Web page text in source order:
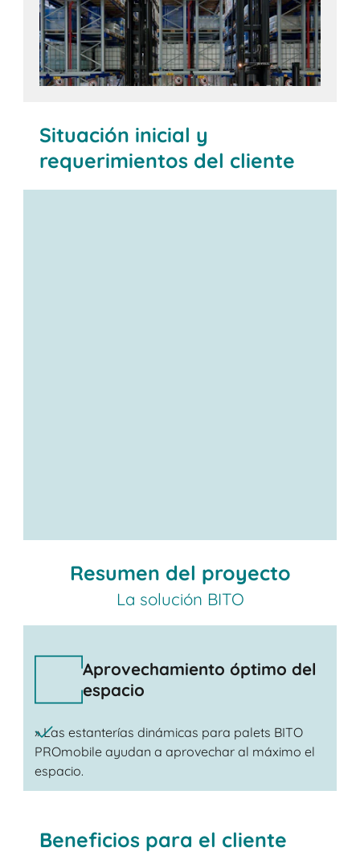
Situación inicial y
requerimientos del cliente
Resumen del proyecto
La solución BITO
Aprovechamiento óptimo del
espacio
» Las estanterías dinámicas para palets BITO
PROmobile ayudan a aprovechar al máximo el
espacio.
Beneficios para el cliente